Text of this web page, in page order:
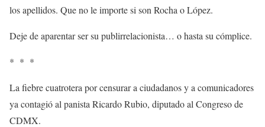
los apellidos. Que no le importe si son Rocha o López.
Deje de aparentar ser su publirrelacionista… o hasta su cómplice.
* * *
La fiebre cuatrotera por censurar a ciudadanos y a comunicadores
ya contagió al panista Ricardo Rubio, diputado al Congreso de
CDMX.